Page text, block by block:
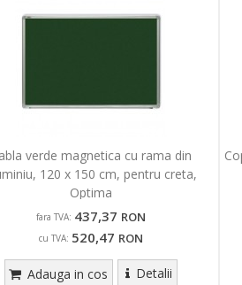
verde magnetica cu rama din
120 x 150 cm, pentru creta,
Optima
fara TVA: 437,37 RON
cu TVA: 520,47 RON
Adauga in cos Detalii